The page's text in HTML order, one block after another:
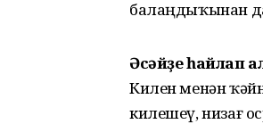
балаңдыҡынан
Әсәйҙе һайлап
Килен менән
килешеү, низағ